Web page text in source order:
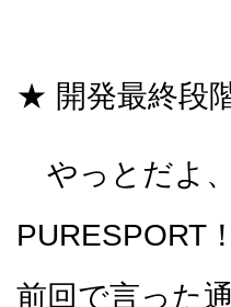
★ 開発最終段
やっとだよ
PURESPORT！
前回で言った通